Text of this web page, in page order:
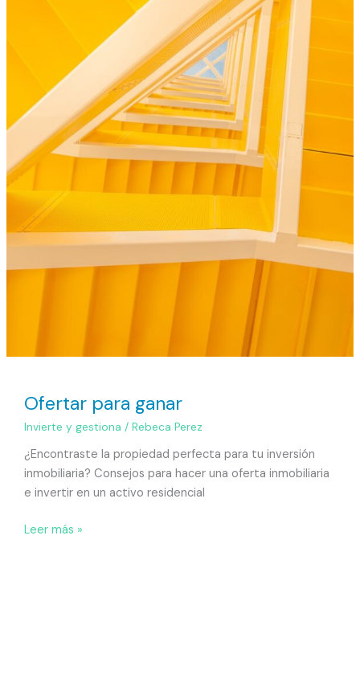
Ofertar para ganar
Invierte y gestiona / Rebeca Perez
¿Encontraste la propiedad perfecta para tu inversión
inmobiliaria? Consejos para hacer una oferta inmobiliaria
e invertir en un activo residencial
Leer más »